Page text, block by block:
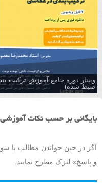
وبینار دوره جامع آموزش تركيب
ضبط شده)
بایگانی بر حسب نکات آموزشی
اگر در حین خواندن مطالب با
و پاسخ» لنزک مطرح نمایید.